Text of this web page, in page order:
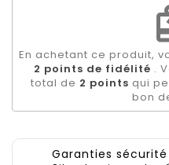
En achetant ce produit,
2 points de fidélité .
total de 2 points qui
bon
Garanties sécurité